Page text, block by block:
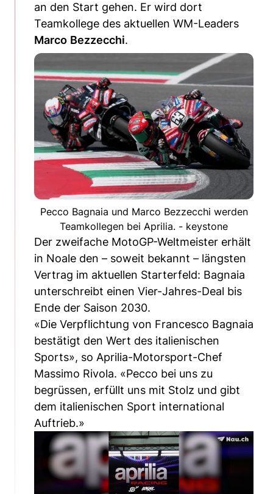
an den Start gehen. Er wird dort
Teamkollege des aktuellen WM-Leaders
Marco Bezzecchi.
Pecco Bagnaia und Marco Bezzecchi werden
Teamkollegen bei Aprilia. - keystone
Der zweifache MotoGP-Weltmeister erhält
in Noale den – soweit bekannt – längsten
Vertrag im aktuellen Starterfeld: Bagnaia
unterschreibt einen Vier-Jahres-Deal bis
Ende der Saison 2030.
«Die Verpflichtung von Francesco Bagnaia
bestätigt den Wert des italienischen
Sports», so Aprilia-Motorsport-Chef
Massimo Rivola. «Pecco bei uns zu
begrüssen, erfüllt uns mit Stolz und gibt
dem italienischen Sport international
Auftrieb.»